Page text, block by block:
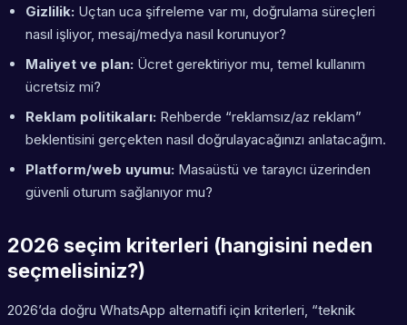
Gizlilik: Uçtan uca şifreleme var mı, doğrulama süreçleri
nasıl işliyor, mesaj/medya nasıl korunuyor?
Maliyet ve plan: Ücret gerektiriyor mu, temel kullanım
ücretsiz mi?
Reklam politikaları: Rehberde “reklamsız/az reklam”
beklentisini gerçekten nasıl doğrulayacağınızı anlatacağım.
Platform/web uyumu: Masaüstü ve tarayıcı üzerinden
güvenli oturum sağlanıyor mu?
2026 seçim kriterleri (hangisini neden
seçmelisiniz?)
2026’da doğru WhatsApp alternatifi için kriterleri, “teknik